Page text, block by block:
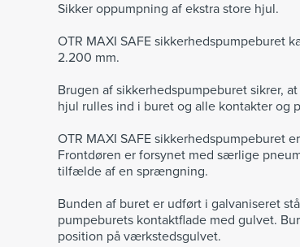
Sikker oppumpning af ekstra store hjul.
OTR MAXI SAFE sikkerhedspumpeburet
2.200 mm.
Brugen af sikkerhedspumpeburet sikrer,
hjul rulles ind i buret og alle kontakter og
OTR MAXI SAFE sikkerhedspumpeburet
Frontdøren er forsynet med særlige
tilfælde af en sprængning.
Bunden af buret er udført i galvaniseret
pumpeburets kontaktflade med gulvet.
position på værkstedsgulvet.